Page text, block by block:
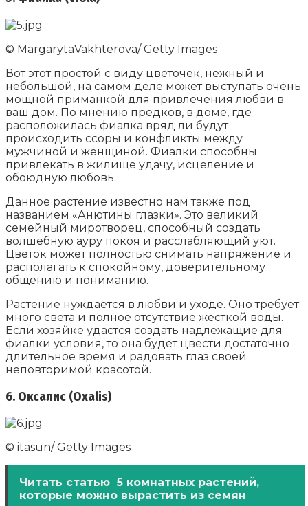
© MargarytaVakhterova/ Getty Images
Вот этот простой с виду цветочек, нежный и
небольшой, на самом деле может выступать очень
мощной приманкой для привлечения любви в
ваш дом. По мнению предков, в доме, где
расположилась фиалка вряд ли будут
происходить ссоры и конфликты между
мужчиной и женщиной. Фиалки способны
привлекать в жилище удачу, исцеление и
обоюдную любовь.
Данное растение известно нам также под
названием «Анютины глазки». Это великий
семейный миротворец, способный создать
волшебную ауру покоя и расслабляющий уют.
Цветок может полностью снимать напряжение и
располагать к спокойному, доверительному
общению и пониманию.
Растение нуждается в любви и уходе. Оно требует
много света и полное отсутствие жесткой воды.
Если хозяйке удастся создать надлежащие для
фиалки условия, то она будет цвести достаточно
длительное время и радовать глаз своей
неповторимой красотой.
6. Оксалис (Oxalis)
© itasun/ Getty Images
Читать статью 5 комнатных растений,
которые можно вырастить из семян